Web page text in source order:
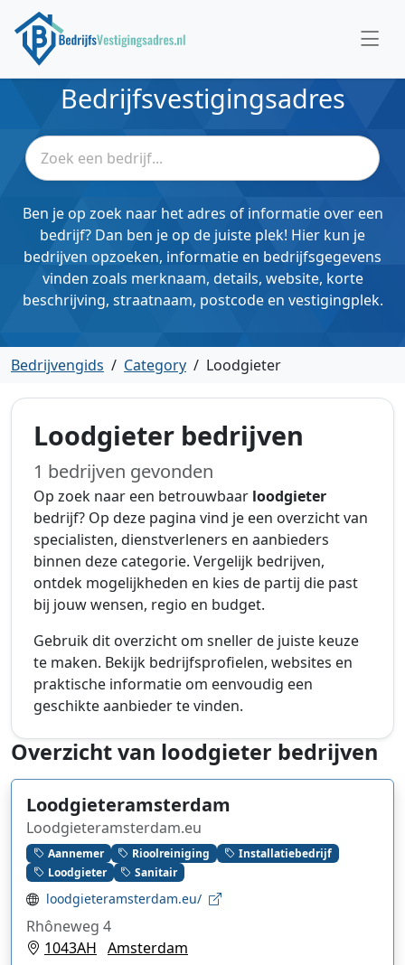
Bedrijfsvestigingsadres
Ben je op zoek naar het adres of informatie over een
bedrijf? Dan ben je op de juiste plek! Hier kun je
bedrijven opzoeken, informatie en bedrijfsgegevens
vinden zoals merknaam, details, website, korte
beschrijving, straatnaam, postcode en vestigingplek.
Bedrijvengids / Category / Loodgieter
Loodgieter bedrijven
1 bedrijven gevonden
Op zoek naar een betrouwbaar loodgieter
bedrijf? Op deze pagina vind je een overzicht van
specialisten, dienstverleners en aanbieders
binnen deze categorie. Vergelijk bedrijven,
ontdek mogelijkheden en kies de partij die past
bij jouw wensen, regio en budget.
Gebruik dit overzicht om sneller de juiste keuze
te maken. Bekijk bedrijfsprofielen, websites en
praktische informatie om eenvoudig een
geschikte aanbieder te vinden.
Overzicht van loodgieter bedrijven
Loodgieteramsterdam
Loodgieteramsterdam.eu
Aannemer Rioolreiniging
Installatiebedrijf
Loodgieter
Sanitair
loodgieteramsterdam.eu/
Rhôneweg 4
1043AH Amsterdam